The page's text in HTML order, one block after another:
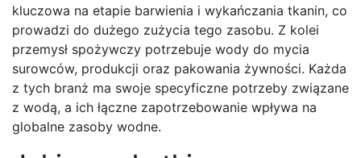
kluczowa na etapie barwienia i wykańczania tkanin, co
prowadzi do dużego zużycia tego zasobu. Z kolei
przemysł spożywczy potrzebuje wody do mycia
surowców, produkcji oraz pakowania żywności. Każda
z tych branż ma swoje specyficzne potrzeby związane
z wodą, a ich łączne zapotrzebowanie wpływa na
globalne zasoby wodne.